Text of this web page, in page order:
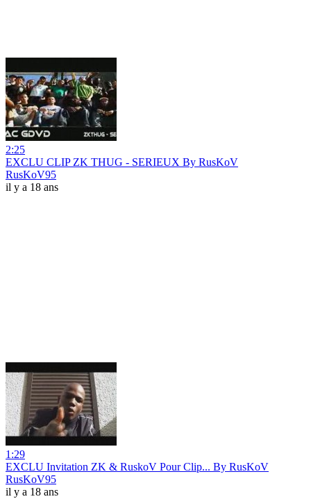
2:25
EXCLU CLIP ZK THUG - SERIEUX By RusKoV
RusKoV95
il y a 18 ans
1:29
EXCLU Invitation ZK & RuskoV Pour Clip... By RusKoV
RusKoV95
il y a 18 ans